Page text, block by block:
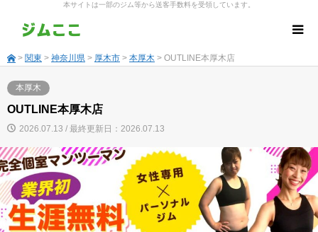
本サイトは一部のジム等から送客手数料を受領しています。
> 関東 > 神奈川県 > 厚木市 > 本厚木 > OUTLINE本厚木店
本厚木
OUTLINE本厚木店
2026.07.13 / 最終更新日：2026.07.13